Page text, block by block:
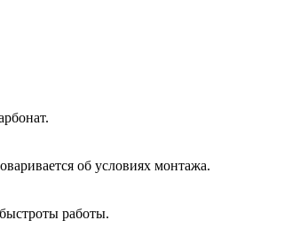
об условиях монтажа.
работы.